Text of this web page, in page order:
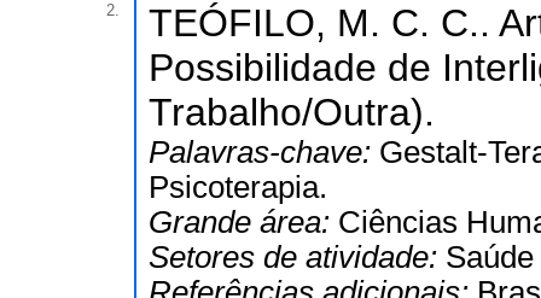
2.
TEÓFILO, M. C. C..
Possibilidade de
Trabalho/Outra).
Palavras-chave: Gestalt-
Psicoterapia.
Grande área: Ciências
Setores de atividade: